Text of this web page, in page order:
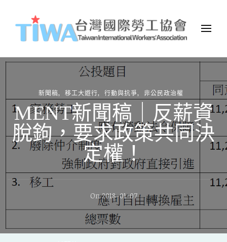
TIWA台灣國際勞工協會
台灣國際勞工協會（Taiwan International Workers
Association，簡稱TIWA），是全台第一個以國際移工為服務對象的
新聞稿 移工大遊行 行動與抗爭 非公民政治權
MENT新聞稿｜反薪資
脫鉤，要求政策共同決
定權！
On2018-01-07